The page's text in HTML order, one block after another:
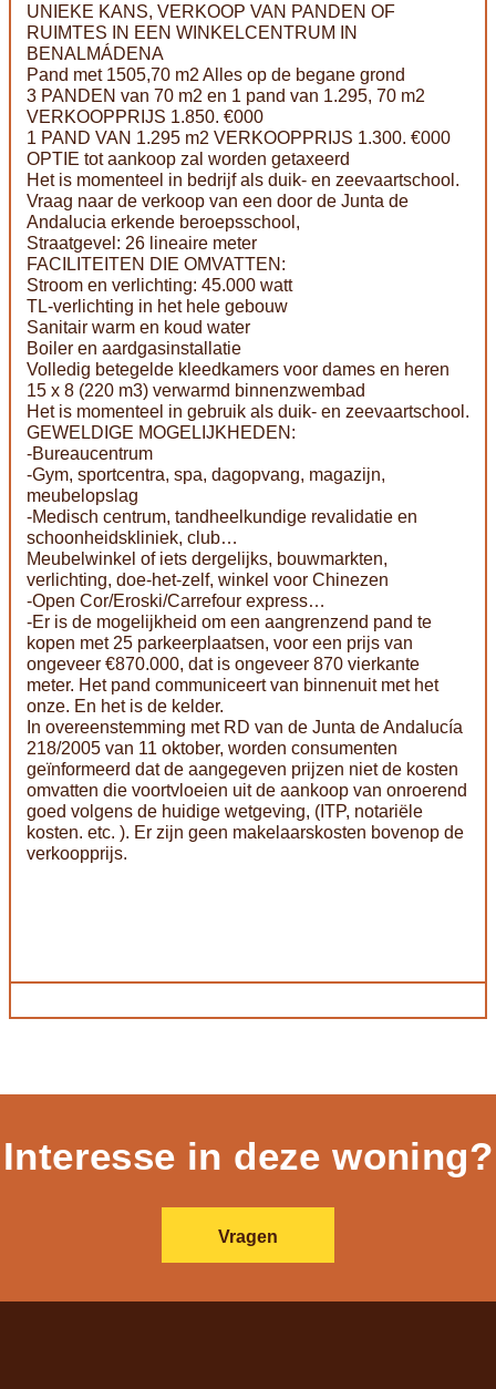
UNIEKE KANS, VERKOOP VAN PANDEN OF
RUIMTES IN EEN WINKELCENTRUM IN
BENALMÁDENA
Pand met 1505,70 m2 Alles op de begane grond
3 PANDEN van 70 m2 en 1 pand van 1.295, 70 m2
VERKOOPPRIJS 1.850. €000
1 PAND VAN 1.295 m2 VERKOOPPRIJS 1.300. €000
OPTIE tot aankoop zal worden getaxeerd
Het is momenteel in bedrijf als duik- en zeevaartschool.
Vraag naar de verkoop van een door de Junta de
Andalucia erkende beroepsschool,
Straatgevel: 26 lineaire meter
FACILITEITEN DIE OMVATTEN:
Stroom en verlichting: 45.000 watt
TL-verlichting in het hele gebouw
Sanitair warm en koud water
Boiler en aardgasinstallatie
Volledig betegelde kleedkamers voor dames en heren
15 x 8 (220 m3) verwarmd binnenzwembad
Het is momenteel in gebruik als duik- en zeevaartschool.
GEWELDIGE MOGELIJKHEDEN:
-Bureaucentrum
-Gym, sportcentra, spa, dagopvang, magazijn,
meubelopslag
-Medisch centrum, tandheelkundige revalidatie en
schoonheidskliniek, club…
Meubelwinkel of iets dergelijks, bouwmarkten,
verlichting, doe-het-zelf, winkel voor Chinezen
-Open Cor/Eroski/Carrefour express…
-Er is de mogelijkheid om een aangrenzend pand te
kopen met 25 parkeerplaatsen, voor een prijs van
ongeveer €870.000, dat is ongeveer 870 vierkante
meter. Het pand communiceert van binnenuit met het
onze. En het is de kelder.
In overeenstemming met RD van de Junta de Andalucía
218/2005 van 11 oktober, worden consumenten
geïnformeerd dat de aangegeven prijzen niet de kosten
omvatten die voortvloeien uit de aankoop van onroerend
goed volgens de huidige wetgeving, (ITP, notariële
kosten. etc. ). Er zijn geen makelaarskosten bovenop de
verkoopprijs.
Interesse in deze woning?
Vragen